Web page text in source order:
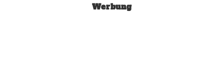
Werbung